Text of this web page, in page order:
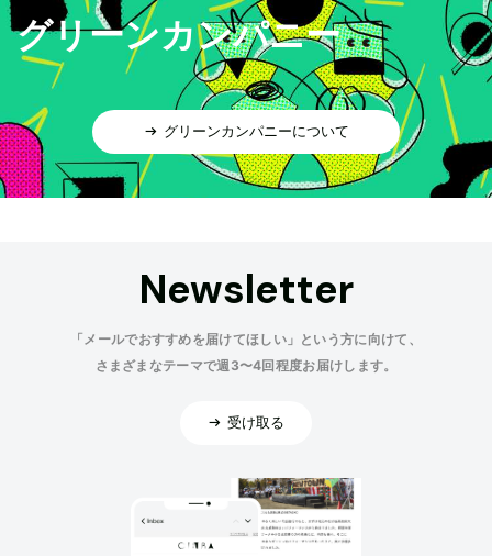
グリーンカンパニー
グリーンカンパニーについて
Newsletter
「メールでおすすめを届けてほしい」という方に向けて、
さまざまなテーマで週3〜4回程度お届けします。
受け取る